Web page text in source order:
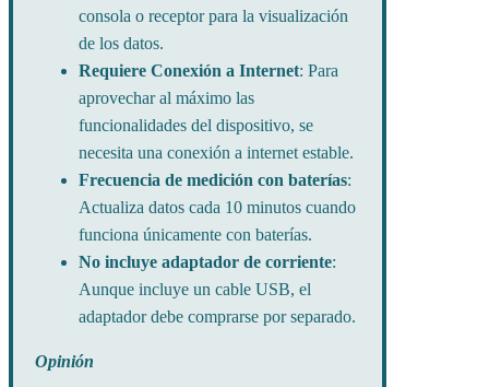
consola o receptor para la visualización
de los datos.
Requiere Conexión a Internet: Para
aprovechar al máximo las
funcionalidades del dispositivo, se
necesita una conexión a internet estable.
Frecuencia de medición con baterías:
Actualiza datos cada 10 minutos cuando
funciona únicamente con baterías.
No incluye adaptador de corriente:
Aunque incluye un cable USB, el
adaptador debe comprarse por separado.
Opinión